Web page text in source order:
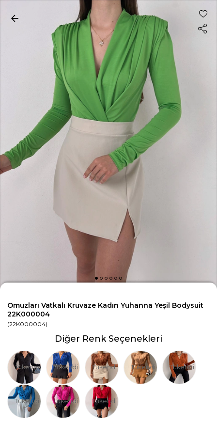
Omuzları Vatkalı Kruvaze Kadın Yuhanna Yeşil Bodysuit
22K000004
(22K000004)
Diğer Renk Seçenekleri
Tükendi Tükendi Tükendi Tükendi Tükendi
Tükendi Tükendi Tükendi